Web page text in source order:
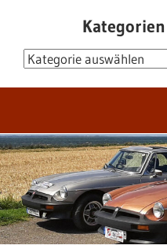
Club
Kategorien
Kategorien